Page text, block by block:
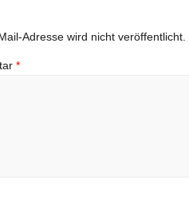
Adresse wird nicht veröffentlicht.
*